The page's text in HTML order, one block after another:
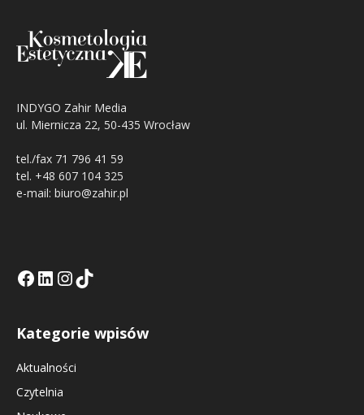
INDYGO Zahir Media
ul. Miernicza 22, 50-435 Wrocław
tel./fax 71 796 41 59
tel. +48 607 104 325
e-mail: biuro@zahir.pl
Facebook
LinkedIn
Tik Tok KEInstagramm KE
Kategorie wpisów
Aktualności
Czytelnia